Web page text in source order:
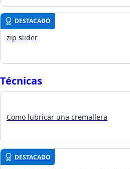
DESTACADO
zip slider
Técnicas
Como lubricar una cremallera
DESTACADO